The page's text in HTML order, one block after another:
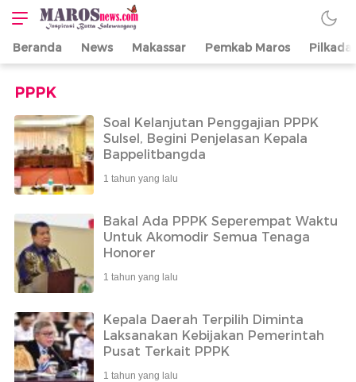
Maros News
Inspirasi Butta
Salewangang
Beranda News Makassar Pemkab Maros Pilkada
PPPK
Soal Kelanjutan Penggajian PPPK
Sulsel, Begini Penjelasan Kepala
Bappelitbangda
1 tahun yang lalu
Bakal Ada PPPK Seperempat Waktu
Untuk Akomodir Semua Tenaga
Honorer
1 tahun yang lalu
Kepala Daerah Terpilih Diminta
Laksanakan Kebijakan Pemerintah
Pusat Terkait PPPK
1 tahun yang lalu